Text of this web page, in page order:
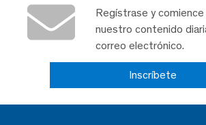
Regístrase y comience
nuestro contenido
correo electrónico.
Inscríbete